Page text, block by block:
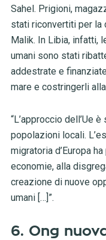
Sahel. Prigioni,
stati riconvertiti per la
Malik. In Libia, infatti,
umani sono stati
addestrate e
mare e costringerli
“L’approccio dell’Ue
popolazioni locali.
migratoria d’Europa
economie, alla
creazione di nuove
umani […]”.
6. Ong